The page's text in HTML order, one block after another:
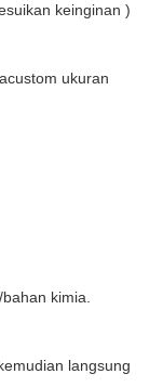
keinginan )
ukuran
kimia.
langsung